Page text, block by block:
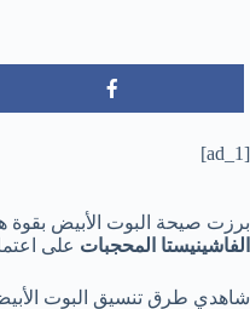
[ad_1]
برزت صيحة البوت الأبيض بقوة
الفاشينيستا المحجبات على
شاهدي طرق تنسيق البوت